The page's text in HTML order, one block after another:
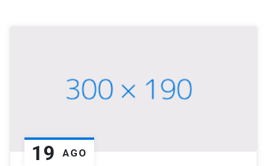
19 AGO